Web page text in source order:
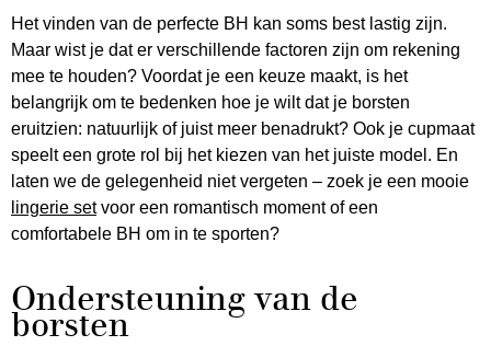
Het vinden van de perfecte BH kan soms best lastig zijn.
Maar wist je dat er verschillende factoren zijn om rekening
mee te houden? Voordat je een keuze maakt, is het
belangrijk om te bedenken hoe je wilt dat je borsten
eruitzien: natuurlijk of juist meer benadrukt? Ook je cupmaat
speelt een grote rol bij het kiezen van het juiste model. En
laten we de gelegenheid niet vergeten – zoek je een mooie
lingerie setvoor een romantisch moment of een
comfortabele BH om in te sporten?
Ondersteuning van de
borsten